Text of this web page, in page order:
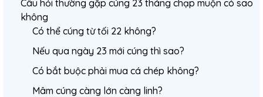
Câu hỏi thường gặp cúng 23 tháng chạp muộn có sao
không
Có thể cúng từ tối 22 không?
Nếu qua ngày 23 mới cúng thì sao?
Có bắt buộc phải mua cá chép không?
Mâm cúng càng lớn càng linh?